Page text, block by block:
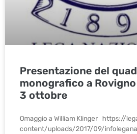
Presentazione del
monografico a
3 ottobre
Omaggio a William Klinger https://
content/uploads/2017/09/